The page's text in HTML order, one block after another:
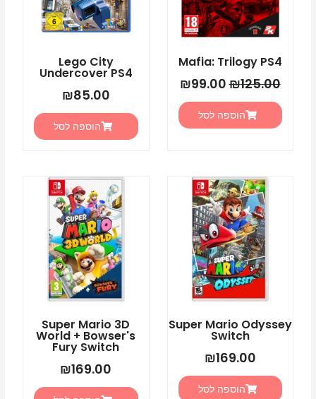
Mafia: Trilogy PS4
₪125.00
₪99.00
הוספה לסל
Lego City
Undercover PS4
₪85.00
הוספה לסל
Super Mario Odyssey
Switch
₪169.00
הוספה לסל
Super Mario 3D
World + Bowser's
Fury Switch
₪169.00